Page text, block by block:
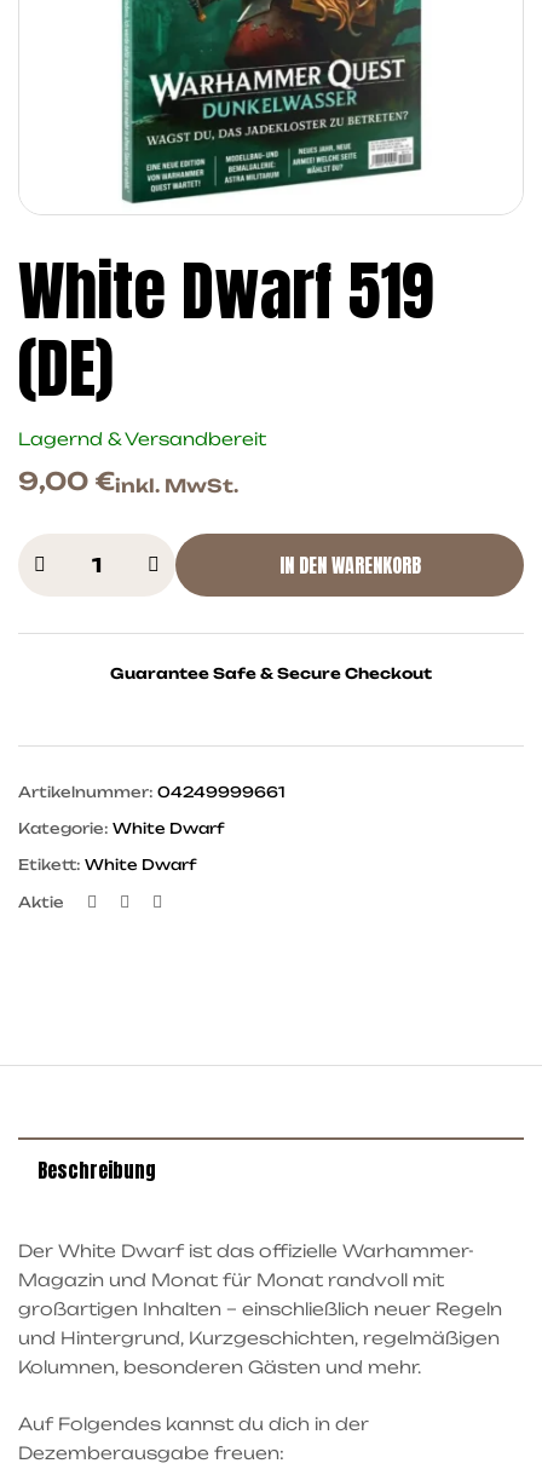
White Dwarf 519
(DE)
Lagernd & Versandbereit
9,00 €inkl. MwSt.
IN DEN WARENKORB
Guarantee Safe & Secure Checkout
Artikelnummer: 04249999661
Kategorie: White Dwarf
Etikett: White Dwarf
Aktie Facebook
Twitter
Beschreibung
Der White Dwarf ist das offizielle Warhammer-
Magazin und Monat für Monat randvoll mit
großartigen Inhalten – einschließlich neuer Regeln
und Hintergrund, Kurzgeschichten, regelmäßigen
Kolumnen, besonderen Gästen und mehr.
Auf Folgendes kannst du dich in der
Dezemberausgabe freuen: